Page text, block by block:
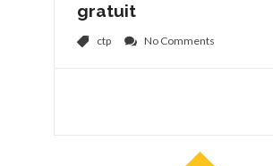
gratuit
ctp No Comments